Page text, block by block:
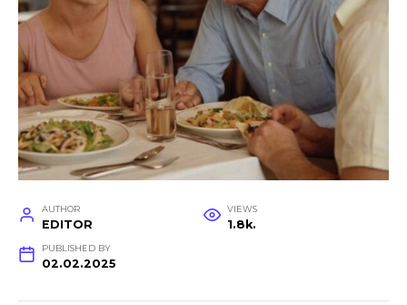
AUTHOR
EDITOR
VIEWS
1.8k.
PUBLISHED BY
02.02.2025